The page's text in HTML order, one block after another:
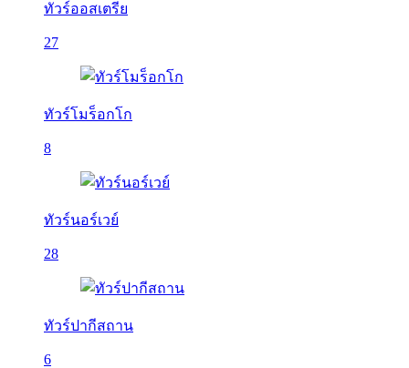
ทัวร์ออสเตรีย
27
ทัวร์โมร็อกโก
8
ทัวร์นอร์เวย์
28
ทัวร์ปากีสถาน
6